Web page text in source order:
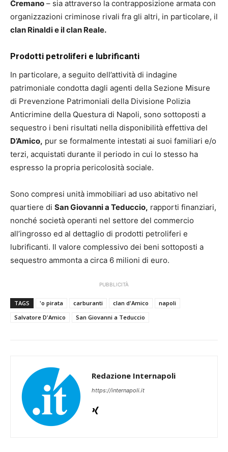
Cremano – sia attraverso la contrapposizione armata con
organizzazioni criminose rivali fra gli altri, in particolare, il
clan Rinaldi e il clan Reale.
Prodotti petroliferi e lubrificanti
In particolare, a seguito dell’attività di indagine
patrimoniale condotta dagli agenti della Sezione Misure
di Prevenzione Patrimoniali della Divisione Polizia
Anticrimine della Questura di Napoli, sono sottoposti a
sequestro i beni risultati nella disponibilità effettiva del
D’Amico, pur se formalmente intestati ai suoi familiari e/o
terzi, acquistati durante il periodo in cui lo stesso ha
espresso la propria pericolosità sociale.
Sono compresi unità immobiliari ad uso abitativo nel
quartiere di San Giovanni a Teduccio, rapporti finanziari,
nonché società operanti nel settore del commercio
all’ingrosso ed al dettaglio di prodotti petroliferi e
lubrificanti. Il valore complessivo dei beni sottoposti a
sequestro ammonta a circa 6 milioni di euro.
PUBBLICITÀ
TAGS 'o pirata carburanti clan d'Amico
napoli
Salvatore D'Amico
San Giovanni a Teduccio
Redazione Internapoli
https://internapoli.it